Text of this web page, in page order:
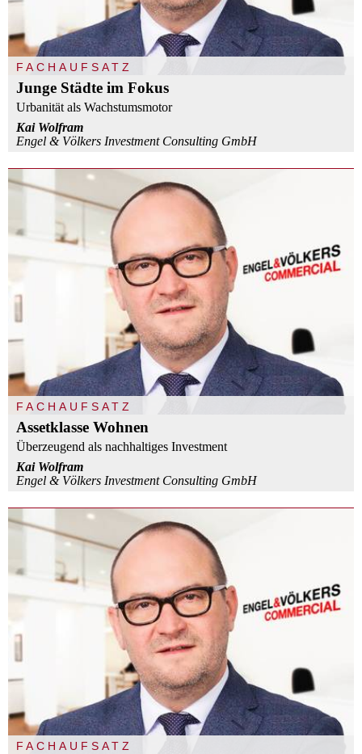
FACHAUFSATZ
Junge Städte im Fokus
Urbanität als Wachstumsmotor
Kai Wolfram
Engel & Völkers Investment Consulting GmbH
FACHAUFSATZ
Assetklasse Wohnen
Überzeugend als nachhaltiges Investment
Kai Wolfram
Engel & Völkers Investment Consulting GmbH
FACHAUFSATZ